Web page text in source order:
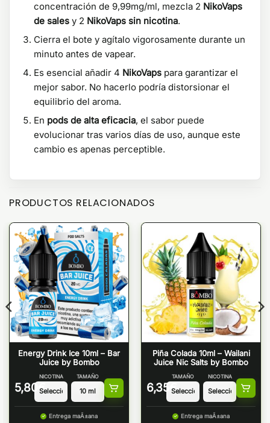
concentración de 9,99mg/ml, mezcla 2 NikoVaps
de sales y 2 NikoVaps sin nicotina.
Cierra el bote y agítalo vigorosamente durante un
minuto antes de vapear.
Es esencial añadir 4 NikoVaps para garantizar el
mejor sabor. No hacerlo podría distorsionar el
equilibrio del aroma.
En pods de alta eficacia, el sabor puede
evolucionar tras varios días de uso, aunque este
cambio es apenas perceptible.
PRODUCTOS RELACIONADOS
Energy Drink Ice 10ml – Bar
Juice by Bombo
5,80 €
NICOTINA TAMAÑO
Entrega maÃ±ana
Piña Colada 10ml – Wailani
Juice Nic Salts by Bombo
6,35 €
TAMAÑO NICOTINA
Entrega maÃ±ana